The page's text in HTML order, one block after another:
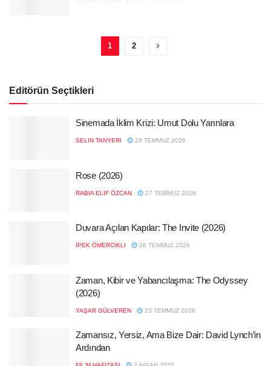
1 2
Editörün Seçtikleri
Sinemada İklim Krizi: Umut Dolu Yarınlara
SELIN TANYERI 29 TEMMUZ 2026
Rose (2026)
RABIA ELIF ÖZCAN 27 TEMMUZ 2026
Duvara Açılan Kapılar: The Invite (2026)
İPEK ÖMERCIKLI 26 TEMMUZ 2026
Zaman, Kibir ve Yabancılaşma: The Odyssey
(2026)
YAŞAR GÜLVEREN 23 TEMMUZ 2026
Zamansız, Yersiz, Ama Bize Dair: David Lynch’in
Ardından